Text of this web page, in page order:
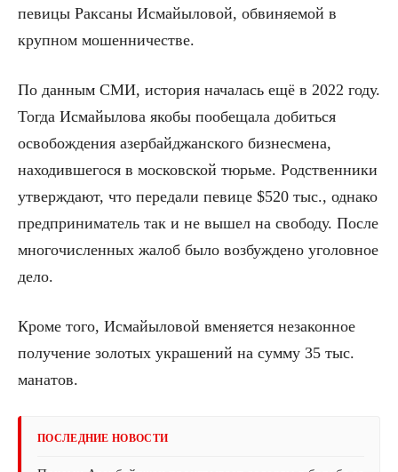
певицы Раксаны Исмайыловой, обвиняемой в
крупном мошенничестве.
По данным СМИ, история началась ещё в 2022 году.
Тогда Исмайылова якобы пообещала добиться
освобождения азербайджанского бизнесмена,
находившегося в московской тюрьме. Родственники
утверждают, что передали певице $520 тыс., однако
предприниматель так и не вышел на свободу. После
многочисленных жалоб было возбуждено уголовное
дело.
Кроме того, Исмайыловой вменяется незаконное
получение золотых украшений на сумму 35 тыс.
манатов.
ПОСЛЕДНИЕ НОВОСТИ